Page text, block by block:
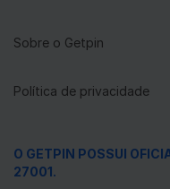
Sobre o Getpin
Política de privacidade
O GETPIN POSSUI
27001.